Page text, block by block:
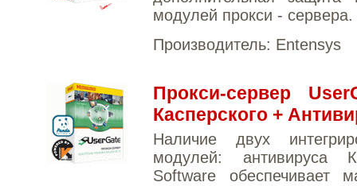
модулей прокси - сервера.
Производитель: Entensys
Прокси-сервер
Касперского +
Наличие двух
модулей: антивируса
Software обеспечивает